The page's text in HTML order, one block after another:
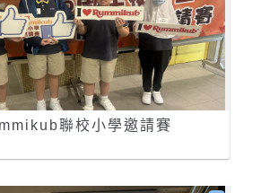
聯校小學邀請賽